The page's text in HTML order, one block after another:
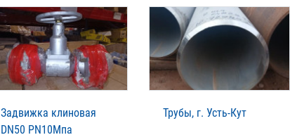
Задвижка клиновая
DN50 PN10Мпа
Трубы, г. Усть-Кут